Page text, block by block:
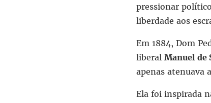
pressionar
liberdade aos
Em 1884, Dom
liberal Manuel de
apenas atenuava
Ela foi inspirada